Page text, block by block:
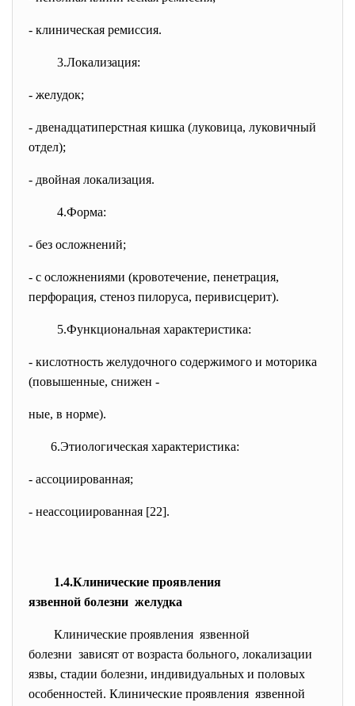
- клиническая ремиссия.
3.Локализация:
- желудок;
- двенадцатиперстная кишка (луковица, луковичный
отдел);
- двойная локализация.
4.Форма:
- без осложнений;
- с осложнениями (кровотечение, пенетрация,
перфорация, стеноз пилоруса, перивисцерит).
5.Функциональная характеристика:
- кислотность желудочного содержимого и моторика
(повышенные, снижен -
ные, в норме).
6.Этиологическая характеристика:
- ассоциированная;
- неассоциированная [22].
1.4.Клинические проявления
язвенной болезни желудка
Клинические проявления язвенной
болезни зависят от возраста больного, локализации
язвы, стадии болезни, индивидуальных и половых
особенностей. Клинические проявления язвенной